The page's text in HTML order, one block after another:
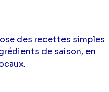
des recettes simples
de saison, en